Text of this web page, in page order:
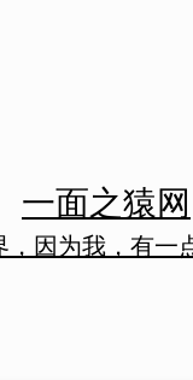
一面之猿网
，因为我，有一